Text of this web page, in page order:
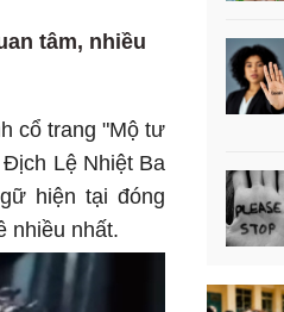
tâm, nhiều
cổ trang "Mộ tư
Lệ Nhiệt Ba
hiện tại đóng
nhiều nhất.